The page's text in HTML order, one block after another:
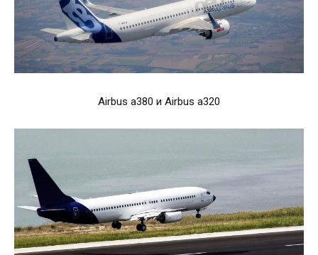
Airbus a380 и Airbus a320